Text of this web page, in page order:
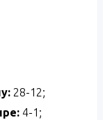
28-12;
4-1;